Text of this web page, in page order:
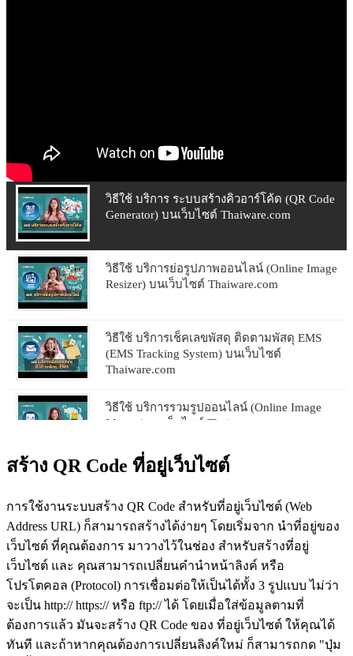
วิธีใช้ บริการ ระบบสร้างคิวอาร์โค้ด (QR Code
Generator) บนเว็บไซต์ Thaiware.com
วิธีใช้ บริการย่อรูปภาพออนไลน์ (Online Image
Resizer) บนเว็บไซต์ Thaiware.com
วิธีใช้ บริการเช็คเลขพัสดุ ติดตามพัสดุ EMS
(EMS Tracking System) บนเว็บไซต์
Thaiware.com
วิธีใช้ บริการรวมรูปออนไลน์ (Online Image
Merger) บนเว็บไซต์ Thaiware.com
วิธีใช้ บริการนับตัวอักษร หรือ ตัวหนังสือ
วิธีใช้ บริการตัวอักษรพิเศษ (Character Code)
บนเว็บไซต์ Thaiware.com
วิธีใช้ บริการเช็คไอพี (Check IP Address) บน
เว็บไซต์ Thaiware.com
สร้าง QR Code ที่อยู่เว็บไซต์
การใช้งานระบบสร้าง QR Code สำหรับที่อยู่เว็บไซต์ (Web
Address URL) ก็สามารถสร้างได้ง่ายๆ โดยเริ่มจาก นำที่อยู่ของ
เว็บไซต์ ที่คุณต้องการ มาวางไว้ในช่อง สำหรับสร้างที่อยู่
เว็บไซต์ และ คุณสามารถเปลี่ยนคำนำหน้าลิงค์ หรือ
โปรโตคอล (Protocol) การเชื่อมต่อให้เป็นได้ทั้ง 3 รูปแบบ ไม่ว่า
จะเป็น http:// https:// หรือ ftp:// ได้ โดยเมื่อใส่ข้อมูลตามที่
ต้องการแล้ว มันจะสร้าง QR Code ของ ที่อยู่เว็บไซต์ ให้คุณได้
ทันที และถ้าหากคุณต้องการเปลี่ยนลิงค์ใหม่ ก็สามารถกด "ปุ่ม